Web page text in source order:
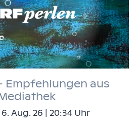
Empfehlungen aus
Aug. 26 | 20:34 Uhr